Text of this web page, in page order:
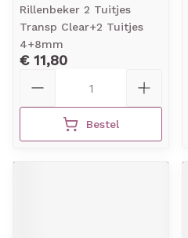
Rillenbeker 2 Tuitjes
Transp Clear+2 Tuitjes
4+8mm
€ 11,80
Bestel